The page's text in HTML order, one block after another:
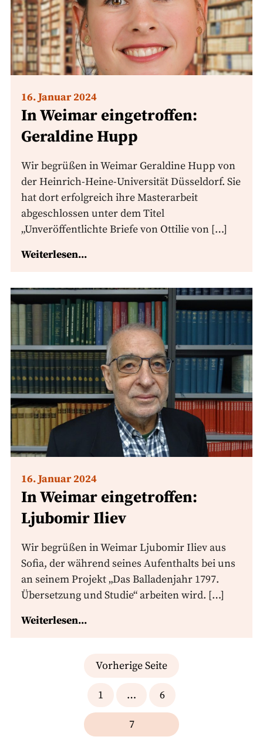
16. Januar 2024
In Weimar eingetroffen:
Geraldine Hupp
Wir begrüßen in Weimar Geraldine Hupp von
der Heinrich-Heine-Universität Düsseldorf. Sie
hat dort erfolgreich ihre Masterarbeit
abgeschlossen unter dem Titel
„Unveröffentlichte Briefe von Ottilie von […]
Weiterlesen...
16. Januar 2024
In Weimar eingetroffen:
Ljubomir Iliev
Wir begrüßen in Weimar Ljubomir Iliev aus
Sofia, der während seines Aufenthalts bei uns
an seinem Projekt „Das Balladenjahr 1797.
Übersetzung und Studie“ arbeiten wird. […]
Weiterlesen...
Seitennummerierung
Vorherige Seite
1 … 6
7